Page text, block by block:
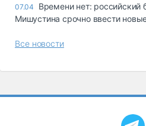
07.04
Времени нет: российский
Мишустина срочно ввести
Все новости